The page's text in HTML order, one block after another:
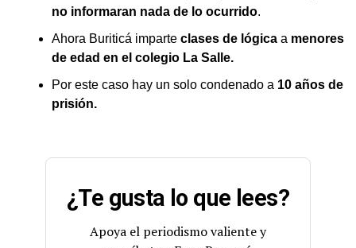
no informaran nada de lo ocurrido.
Ahora Buriticá imparte clases de lógica a menores
de edad en el colegio La Salle.
Por este caso hay un solo condenado a 10 años de
prisión.
¿Te gusta lo que lees?
Apoya el periodismo valiente y